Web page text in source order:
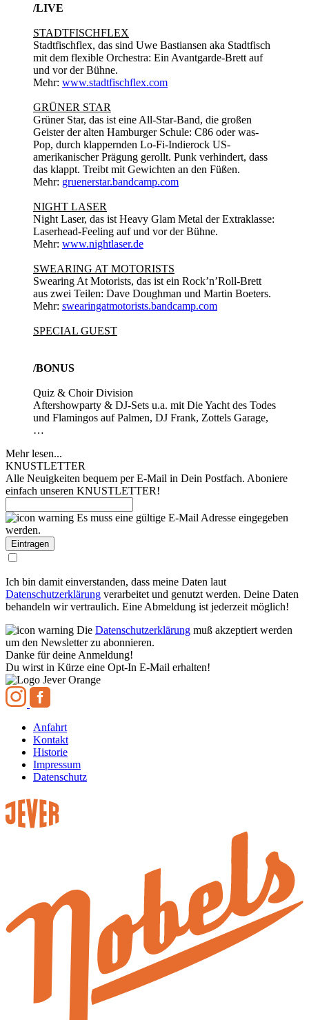
/LIVE
STADTFISCHFLEX
Stadtfischflex, das sind Uwe Bastiansen aka Stadtfisch
mit dem flexible Orchestra: Ein Avantgarde-Brett auf
und vor der Bühne.
Mehr: www.stadtfischflex.com
GRÜNER STAR
Grüner Star, das ist eine All-Star-Band, die großen
Geister der alten Hamburger Schule: C86 oder was-
Pop, durch klappernden Lo-Fi-Indierock US-
amerikanischer Prägung gerollt. Punk verhindert, dass
das klappt. Treibt mit Gewichten an den Füßen.
Mehr: gruenerstar.bandcamp.com
NIGHT LASER
Night Laser, das ist Heavy Glam Metal der Extraklasse:
Laserhead-Feeling auf und vor der Bühne.
Mehr: www.nightlaser.de
SWEARING AT MOTORISTS
Swearing At Motorists, das ist ein Rock’n’Roll-Brett
aus zwei Teilen: Dave Doughman und Martin Boeters.
Mehr: swearingatmotorists.bandcamp.com
SPECIAL GUEST
/BONUS
Quiz & Choir Division
Aftershowparty & DJ-Sets u.a. mit Die Yacht des Todes
und Flamingos auf Palmen, DJ Frank, Zottels Garage,
…
Mehr lesen...
KNUSTLETTER
Alle Neuigkeiten bequem per E-Mail in Dein Postfach. Aboniere
einfach unseren KNUSTLETTER!
Es muss eine gültige E-Mail Adresse eingegeben
werden.
Ich bin damit einverstanden, dass meine Daten laut
Datenschutzerklärung verarbeitet und genutzt werden. Deine Daten
behandeln wir vertraulich. Eine Abmeldung ist jederzeit möglich!
Die Datenschutzerklärung muß akzeptiert werden
um den Newsletter zu abonnieren.
Danke für deine Anmeldung!
Du wirst in Kürze eine Opt-In E-Mail erhalten!
Anfahrt
Kontakt
Historie
Impressum
Datenschutz